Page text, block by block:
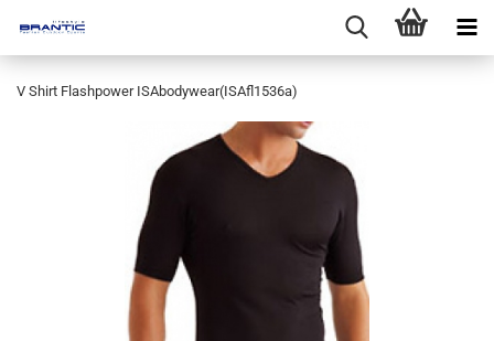
V Shirt Flashpower ISAbodywear(ISAfl1536a)